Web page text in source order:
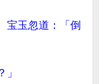
宝玉忽道：「倒